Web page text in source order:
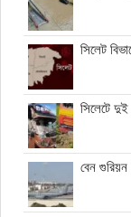
সিলেট
সিলেটে
বেন গুরিয়ন